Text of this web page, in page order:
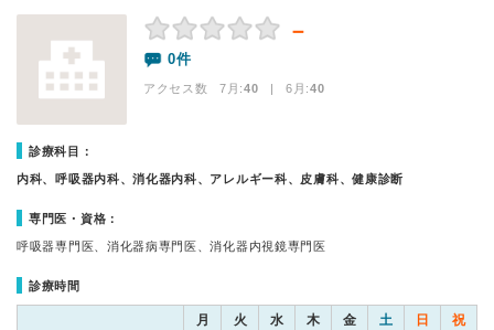
－
0件
アクセス数 7月:40 | 6月:40
診療科目：
内科、呼吸器内科、消化器内科、アレルギー科、皮膚科、健康診断
専門医・資格：
呼吸器専門医、消化器病専門医、消化器内視鏡専門医
診療時間
月 火 水 木 金 土 日 祝